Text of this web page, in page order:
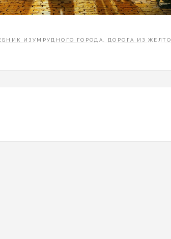
ИЗУМРУДНОГО ГОРОДА. ДОРОГА ИЗ